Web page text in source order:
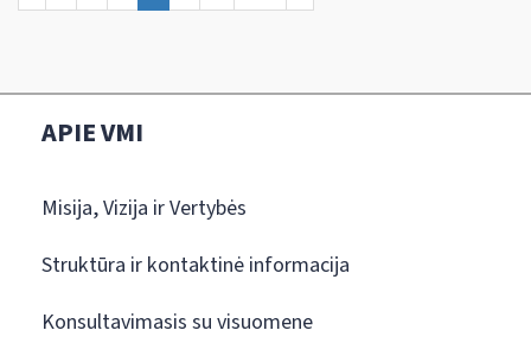
APIE VMI
Misija, Vizija ir Vertybės
Struktūra ir kontaktinė informacija
Konsultavimasis su visuomene